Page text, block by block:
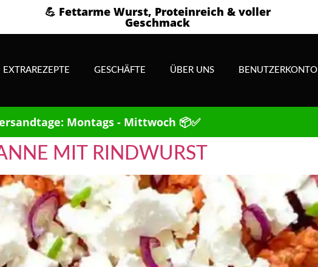
💪 Fettarme Wurst, Proteinreich & voller
Geschmack
EXTRAREZEPTE GESCHÄFTE ÜBER UNS BENUTZERKONTO
Montags - Mittwoch 📦✅
MIT RINDWURST